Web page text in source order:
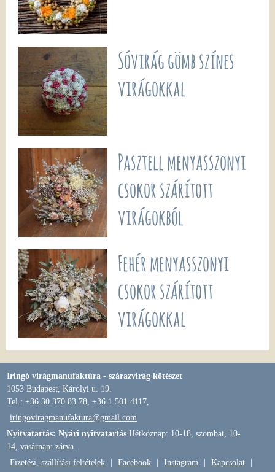
Sóvirág gömb színes
virágokkal
Pasztell menyasszonyi
csokor szárított
virágokból
Fehér menyasszonyi
csokor szárított
virágokkal
Iringó virágmanufaktúra - szárazvirág kötészet
1053 Budapest, Károlyi u. 19.
Tel.: +36 30 370 83 78, +36 1 501 4117,
iringoviragmanufaktura@gmail.com
Nyitvatartás: Nyári nyitvatartás Hétköznap: 10-18, szombat, 10-
14, vasárnap: zárva.
Fizetési, szállítási feltételek
Facebook Instagram Kapcsolat